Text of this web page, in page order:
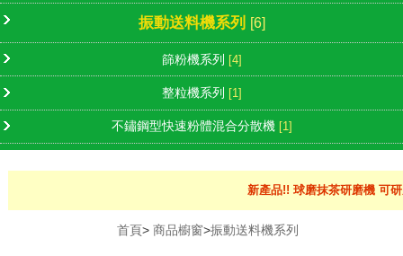
振動送料機系列 [6]
篩粉機系列 [4]
整粒機系列 [1]
不鏽鋼型快速粉體混合分散機 [1]
新產品!! 球磨抹茶研磨機 可研
首頁> 商品櫥窗>振動送料機系列